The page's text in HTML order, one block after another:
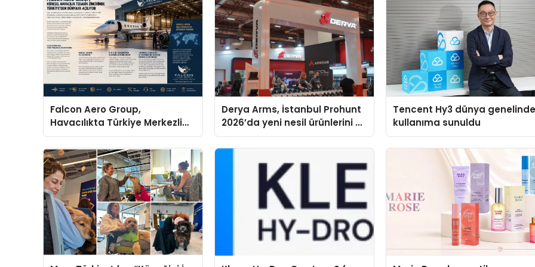
Falcon Aero Group,
Havacılıkta Türkiye Merkezli
Küresel Çözüm Ortağı Olma
Yolunda İlerliyor
Derya Arms, İstanbul Prohunt
2026’da yeni nesil ürünlerini ve
global marka vizyonunu
sergiledi
Tencent Hy3 dünya
kullanıma sunuldu